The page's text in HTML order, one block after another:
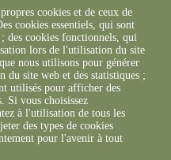
de
le
1)
LÈS-
Fresnel
Les-Tours
cookies et de ceux de
cookies essentiels, qui sont
des cookies fonctionnels, qui
lors de l'utilisation du site
nous utilisons pour générer
du site web et des statistiques ;
utilisés pour afficher des
Si vous choisissez
à l'utilisation de tous les
des types de cookies
pour l'avenir à tout